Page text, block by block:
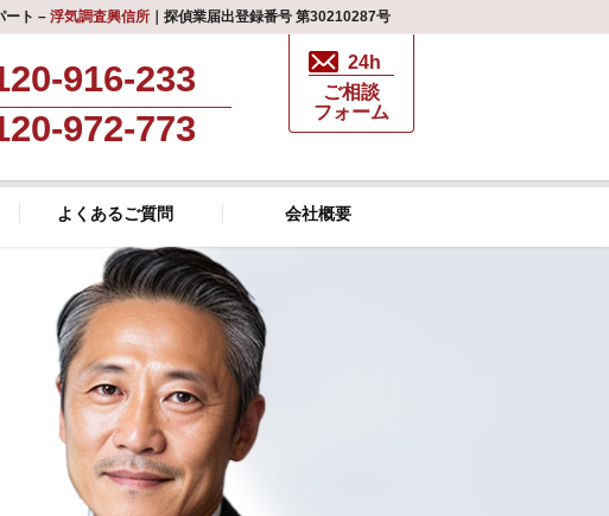
ート – 浮気調査興信所 ｜探偵業届出登録番号 第30210287号
916-233
972-773
24h
ご相談
フォーム
よくあるご質問 会社概要